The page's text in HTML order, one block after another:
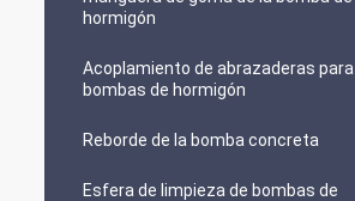
hormigón
Acoplamiento de abrazaderas para
bombas de hormigón
Reborde de la bomba concreta
Esfera de limpieza de bombas de